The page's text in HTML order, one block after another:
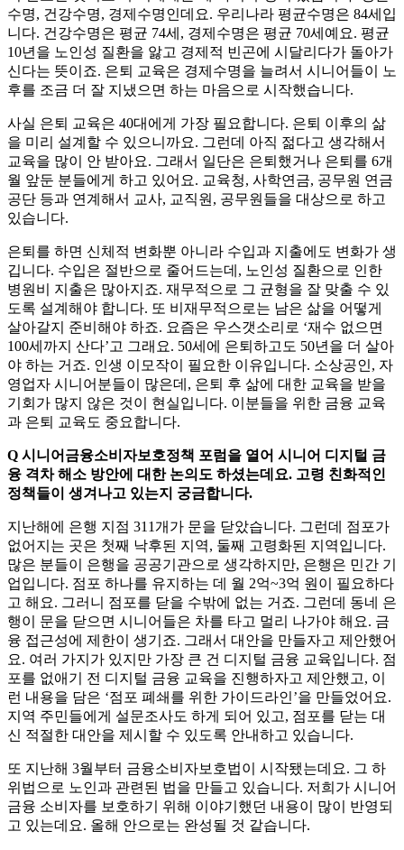
수명, 건강수명, 경제수명인데요. 우리나라 평균수명은 84세입
니다. 건강수명은 평균 74세, 경제수명은 평균 70세예요. 평균
10년을 노인성 질환을 앓고 경제적 빈곤에 시달리다가 돌아가
신다는 뜻이죠. 은퇴 교육은 경제수명을 늘려서 시니어들이 노
후를 조금 더 잘 지냈으면 하는 마음으로 시작했습니다.
사실 은퇴 교육은 40대에게 가장 필요합니다. 은퇴 이후의 삶
을 미리 설계할 수 있으니까요. 그런데 아직 젊다고 생각해서
교육을 많이 안 받아요. 그래서 일단은 은퇴했거나 은퇴를 6개
월 앞둔 분들에게 하고 있어요. 교육청, 사학연금, 공무원 연금
공단 등과 연계해서 교사, 교직원, 공무원들을 대상으로 하고
있습니다.
은퇴를 하면 신체적 변화뿐 아니라 수입과 지출에도 변화가 생
깁니다. 수입은 절반으로 줄어드는데, 노인성 질환으로 인한
병원비 지출은 많아지죠. 재무적으로 그 균형을 잘 맞출 수 있
도록 설계해야 합니다. 또 비재무적으로는 남은 삶을 어떻게
살아갈지 준비해야 하죠. 요즘은 우스갯소리로 ‘재수 없으면
100세까지 산다’고 그래요. 50세에 은퇴하고도 50년을 더 살아
야 하는 거죠. 인생 이모작이 필요한 이유입니다. 소상공인, 자
영업자 시니어분들이 많은데, 은퇴 후 삶에 대한 교육을 받을
기회가 많지 않은 것이 현실입니다. 이분들을 위한 금융 교육
과 은퇴 교육도 중요합니다.
Q 시니어금융소비자보호정책 포럼을 열어 시니어 디지털 금
융 격차 해소 방안에 대한 논의도 하셨는데요. 고령 친화적인
정책들이 생겨나고 있는지 궁금합니다.
지난해에 은행 지점 311개가 문을 닫았습니다. 그런데 점포가
없어지는 곳은 첫째 낙후된 지역, 둘째 고령화된 지역입니다.
많은 분들이 은행을 공공기관으로 생각하지만, 은행은 민간 기
업입니다. 점포 하나를 유지하는 데 월 2억~3억 원이 필요하다
고 해요. 그러니 점포를 닫을 수밖에 없는 거죠. 그런데 동네 은
행이 문을 닫으면 시니어들은 차를 타고 멀리 나가야 해요. 금
융 접근성에 제한이 생기죠. 그래서 대안을 만들자고 제안했어
요. 여러 가지가 있지만 가장 큰 건 디지털 금융 교육입니다. 점
포를 없애기 전 디지털 금융 교육을 진행하자고 제안했고, 이
런 내용을 담은 ‘점포 폐쇄를 위한 가이드라인’을 만들었어요.
지역 주민들에게 설문조사도 하게 되어 있고, 점포를 닫는 대
신 적절한 대안을 제시할 수 있도록 안내하고 있습니다.
또 지난해 3월부터 금융소비자보호법이 시작됐는데요. 그 하
위법으로 노인과 관련된 법을 만들고 있습니다. 저희가 시니어
금융 소비자를 보호하기 위해 이야기했던 내용이 많이 반영되
고 있는데요. 올해 안으로는 완성될 것 같습니다.